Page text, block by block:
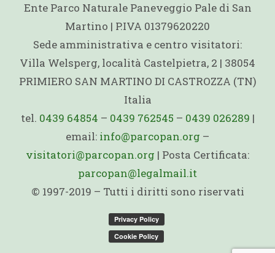
Ente Parco Naturale Paneveggio Pale di San
Martino | P.IVA 01379620220
Sede amministrativa e centro visitatori:
Villa Welsperg, località Castelpietra, 2 | 38054
PRIMIERO SAN MARTINO DI CASTROZZA (TN)
Italia
tel. 0439 64854 – 0439 762545 – 0439 026289 |
email: info@parcopan.org –
visitatori@parcopan.org | Posta Certificata:
parcopan@legalmail.it
© 1997-2019 – Tutti i diritti sono riservati